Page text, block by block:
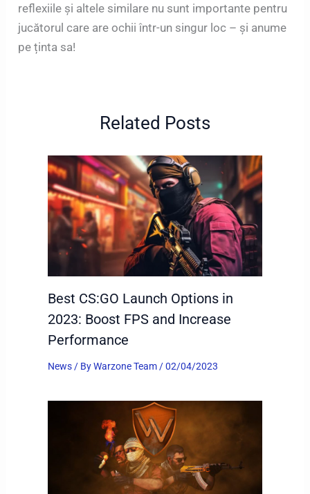
reflexiile și altele similare nu sunt importante pentru
jucătorul care are ochii într-un singur loc – și anume
pe ținta sa!
Related Posts
Best CS:GO Launch Options in
2023: Boost FPS and Increase
Performance
News/ ByWarzone Team /02/04/2023